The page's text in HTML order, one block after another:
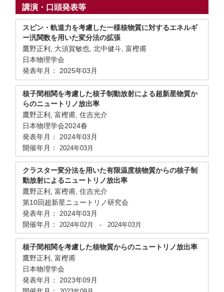
講演・口頭発表等
スピン・軌道力を考慮した一様核物質に対するエネルギ
ー汎関数を用いた変分法の拡張
鷹野正利, 大須賀敏也, 北中健斗, 富樫甫
日本物理学会
発表年月： 2025年03月
核子間相関を考慮した核子制動放射による超新星物質か
らのニュートリノ放出率
鷹野正利, 富樫甫, 住吉光介
日本物理学会2024春
発表年月： 2024年03月
開催年月： 2024年03月
クラスター変分法を用いた有限温度核物質からの核子制
動放射によるニュートリノ放出率
鷹野正利, 富樫甫, 住吉光介
第10回超新星ニュートリノ研究会
発表年月： 2024年03月
開催年月： 2024年02月 - 2024年03月
核子間相関を考慮した核物質からのニュートリノ放出率
鷹野正利, 富樫甫
日本物理学会
発表年月： 2023年09月